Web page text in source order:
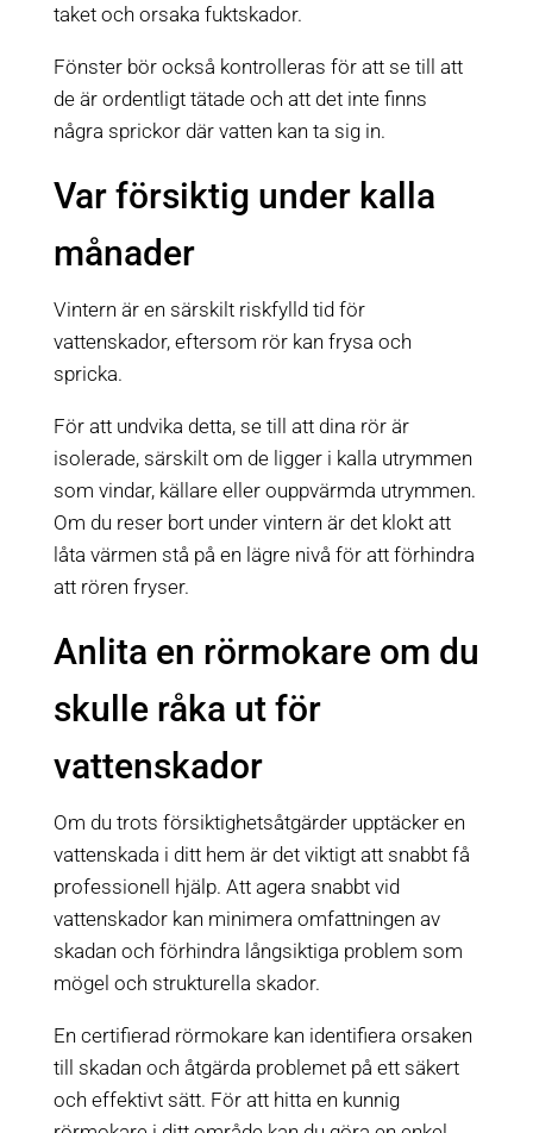
taket och orsaka fuktskador.
Fönster bör också kontrolleras för att se till att
de är ordentligt tätade och att det inte finns
några sprickor där vatten kan ta sig in.
Var försiktig under kalla
månader
Vintern är en särskilt riskfylld tid för
vattenskador, eftersom rör kan frysa och
spricka.
För att undvika detta, se till att dina rör är
isolerade, särskilt om de ligger i kalla utrymmen
som vindar, källare eller ouppvärmda utrymmen.
Om du reser bort under vintern är det klokt att
låta värmen stå på en lägre nivå för att förhindra
att rören fryser.
Anlita en rörmokare om du
skulle råka ut för
vattenskador
Om du trots försiktighetsåtgärder upptäcker en
vattenskada i ditt hem är det viktigt att snabbt få
professionell hjälp. Att agera snabbt vid
vattenskador kan minimera omfattningen av
skadan och förhindra långsiktiga problem som
mögel och strukturella skador.
En certifierad rörmokare kan identifiera orsaken
till skadan och åtgärda problemet på ett säkert
och effektivt sätt. För att hitta en kunnig